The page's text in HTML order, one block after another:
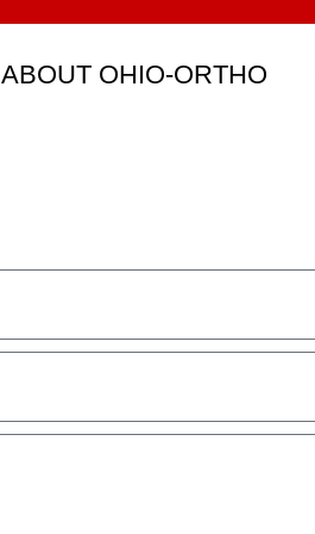
ABOUT OHIO-ORTHO